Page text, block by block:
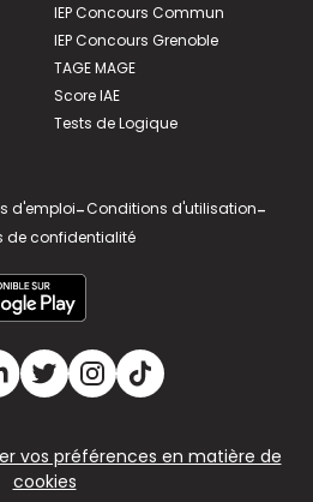
IEP Concours Commun
IEP Concours Grenoble
TAGE MAGE
Score IAE
Tests de Logique
d'emploi-Conditions d'utilisation-
de confidentialité
vos préférences en matière de
cookies